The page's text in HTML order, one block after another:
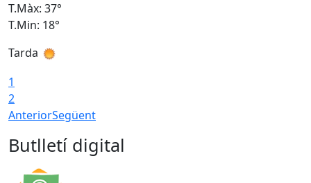
T.Màx: 37°
T.Min: 18°
Tarda
1
2
AnteriorSegüent
Butlletí digital